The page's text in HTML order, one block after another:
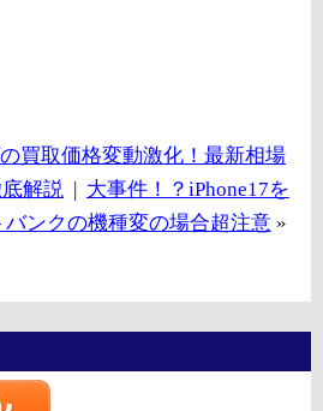
買取価格変動激化！最新相場
解説 | 大事件！？iPhone17を
ンクの機種変の場合超注意»